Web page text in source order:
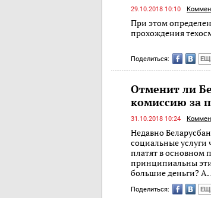
29.10.2018 10:10
При этом
прохождения
Поделиться:
Отменит ли
комиссию за
31.10.2018 10:24
Недавно
социальные услуги
платят в основном
принципиальны
большие деньги?
Поделиться: